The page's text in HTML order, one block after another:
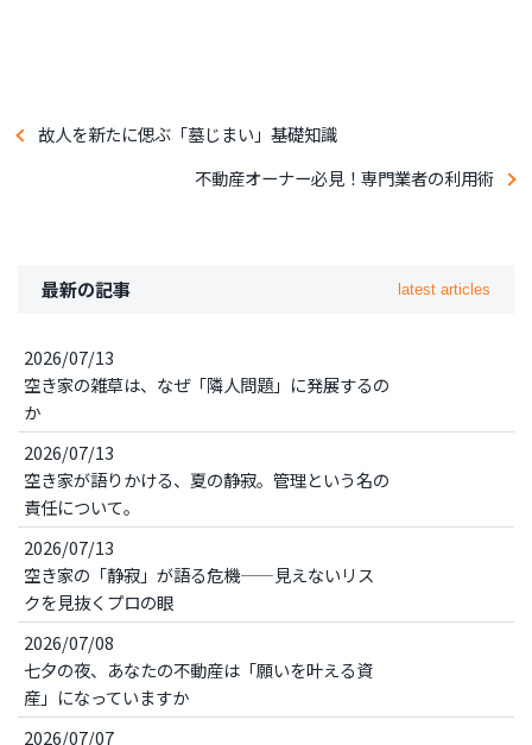
故人を新たに偲ぶ「墓じまい」基礎知識
不動産オーナー必見！専門業者の利用術
最新の記事 latest articles
2026/07/13
空き家の雑草は、なぜ「隣人問題」に発展するの
か
2026/07/13
空き家が語りかける、夏の静寂。管理という名の
責任について。
2026/07/13
空き家の「静寂」が語る危機——見えないリス
クを見抜くプロの眼
2026/07/08
七夕の夜、あなたの不動産は「願いを叶える資
産」になっていますか
2026/07/07